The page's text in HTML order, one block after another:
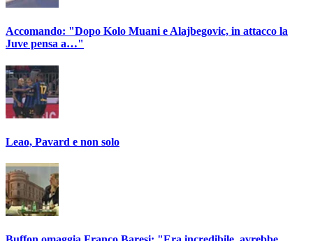
Accomando: "Dopo Kolo Muani e Alajbegovic, in attacco la
Juve pensa a…"
Leao, Pavard e non solo